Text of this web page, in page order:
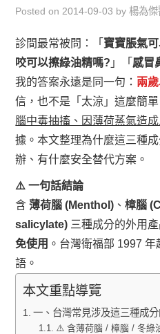
我思故我在
聯絡我
主婦碎碎念
Posted on 2014-09-03 by楊為
診間最常被問：「 寶寶脹氣
咬可以擦綠油精嗎? 」「 感冒
我的答案永遠是同一句： 兩
信，也不是「太涼」這麼簡
腦中毒抽搐、因薄荷蒸氣造
據。本文整理為什麼這三種
辦、有什麼安全替代方案。
⚠️ 一句話結論
含薄荷腦 (Menthol) 、樟腦
salicylate) 三種成分的外用產
免使用 。台灣衛福部 1997
語。
本文重點導覽
一、台灣常見涉及這三種成
⚠️ 含薄荷腦 / 樟腦 / 冬綠